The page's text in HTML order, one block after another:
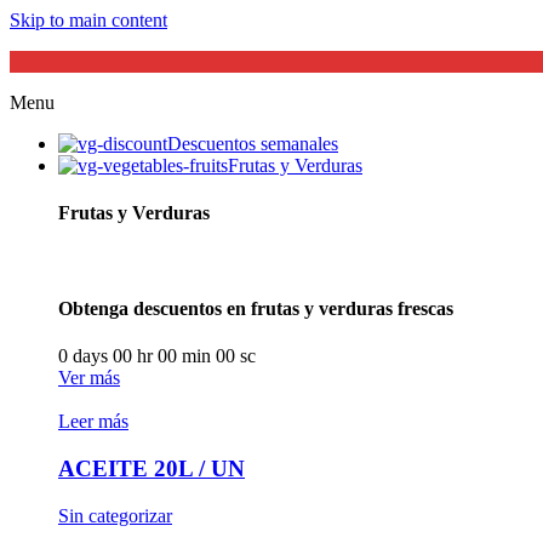
Skip to main content
Menu
Descuentos semanales
Frutas y Verduras
Frutas y Verduras
Obtenga descuentos en frutas y verduras frescas
0 days 00 hr00 min 00 sc
Ver más
Leer más
ACEITE 20L / UN
Sin categorizar